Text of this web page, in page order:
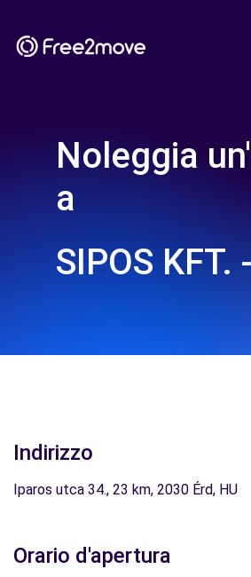
Noleggia
a
SIPOS KFT.
Indirizzo
Iparos utca 34., 23 km, 2030 Érd, HU
Orario d'apertura